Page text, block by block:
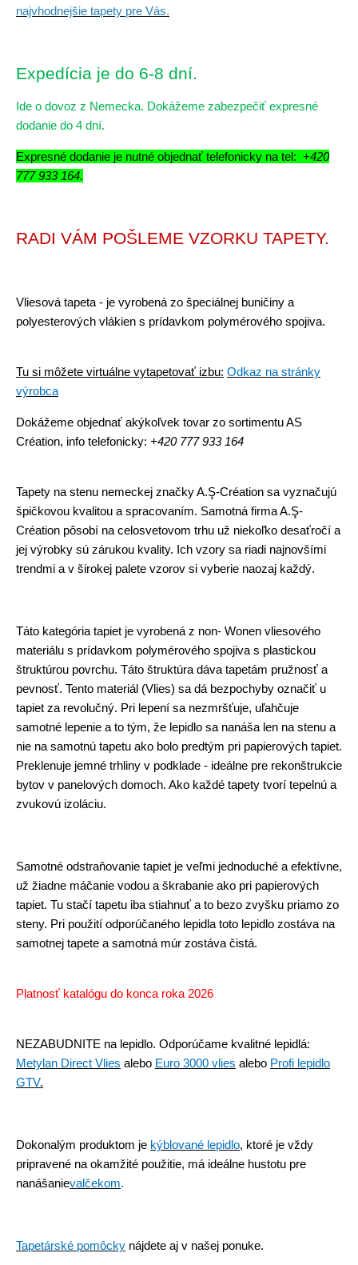
najvhodnejšie tapety pre Vás.
Expedícia je do 6-8 dní.
Ide o dovoz z Nemecka. Dokážeme zabezpečiť expresné
dodanie do 4 dní.
Expresné dodanie je nutné objednať telefonicky na tel: +420
777 933 164.
RADI VÁM POŠLEME VZORKU TAPETY.
Vliesová tapeta - je vyrobená zo špeciálnej buničiny a
polyesterových vlákien s prídavkom polymérového spojiva.
Tu si môžete virtuálne vytapetovať izbu: Odkaz na stránky
výrobca
Dokážeme objednať akýkoľvek tovar zo sortimentu AS
Création, info telefonicky: +420 777 933 164
Tapety na stenu nemeckej značky A.Ş-Création sa vyznačujú
špičkovou kvalitou a spracovaním. Samotná firma A.Ş-
Création pôsobí na celosvetovom trhu už niekoľko desaťročí a
jej výrobky sú zárukou kvality. Ich vzory sa riadi najnovšími
trendmi a v širokej palete vzorov si vyberie naozaj každý.
Táto kategória tapiet je vyrobená z non- Wonen vliesového
materiálu s prídavkom polymérového spojiva s plastickou
štruktúrou povrchu. Táto štruktúra dáva tapetám pružnosť a
pevnosť. Tento materiál (Vlies) sa dá bezpochyby označiť u
tapiet za revolučný. Pri lepení sa nezmršťuje, uľahčuje
samotné lepenie a to tým, že lepidlo sa nanáša len na stenu a
nie na samotnú tapetu ako bolo predtým pri papierových tapiet.
Preklenuje jemné trhliny v podklade - ideálne pre rekonštrukcie
bytov v panelových domoch. Ako každé tapety tvorí tepelnú a
zvukovú izoláciu.
Samotné odstraňovanie tapiet je veľmi jednoduché a efektívne,
už žiadne máčanie vodou a škrabanie ako pri papierových
tapiet. Tu stačí tapetu iba stiahnuť a to bezo zvyšku priamo zo
steny. Pri použití odporúčaného lepidla toto lepidlo zostáva na
samotnej tapete a samotná múr zostáva čistá.
Platnosť katalógu do konca roka 2026
NEZABUDNITE na lepidlo. Odporúčame kvalitné lepidlá:
Metylan Direct Vlies alebo Euro 3000 vlies alebo Profi lepidlo
GTV.
Dokonalým produktom je kýblované lepidlo, ktoré je vždy
pripravené na okamžité použitie, má ideálne hustotu pre
nanášanievalčekom.
Tapetárské pomôcky nájdete aj v našej ponuke.